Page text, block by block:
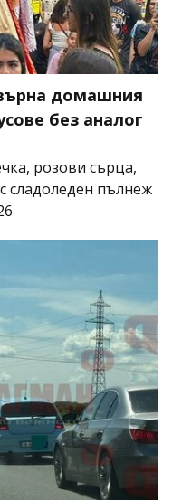
домашния
без аналог
розови сърца,
сладоледен пълнеж